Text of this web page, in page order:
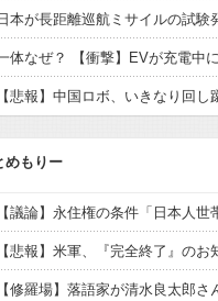
めもりー
【悲報】米軍、『完全終了』のお